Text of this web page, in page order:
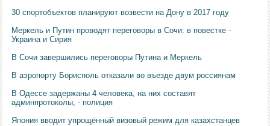
30 спортобъектов планируют возвести на Дону в 2017 году
Меркель и Путин проводят переговоры в Сочи: в повестке -
Украина и Сирия
В Сочи завершились переговоры Путина и Меркель
В аэропорту Борисполь отказали во въезде двум россиянам
В Одессе задержаны 4 человека, на них составят
админпротоколы, - полиция
Япония вводит упрощённый визовый режим для казахстанцев